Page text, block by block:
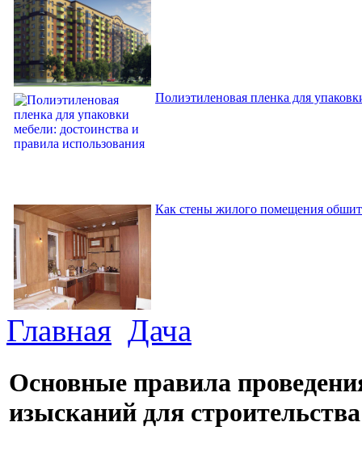
Полиэтиленовая пленка для
Как стены жилого помещения
Главная Дача
Основные правила
изысканий для строительства